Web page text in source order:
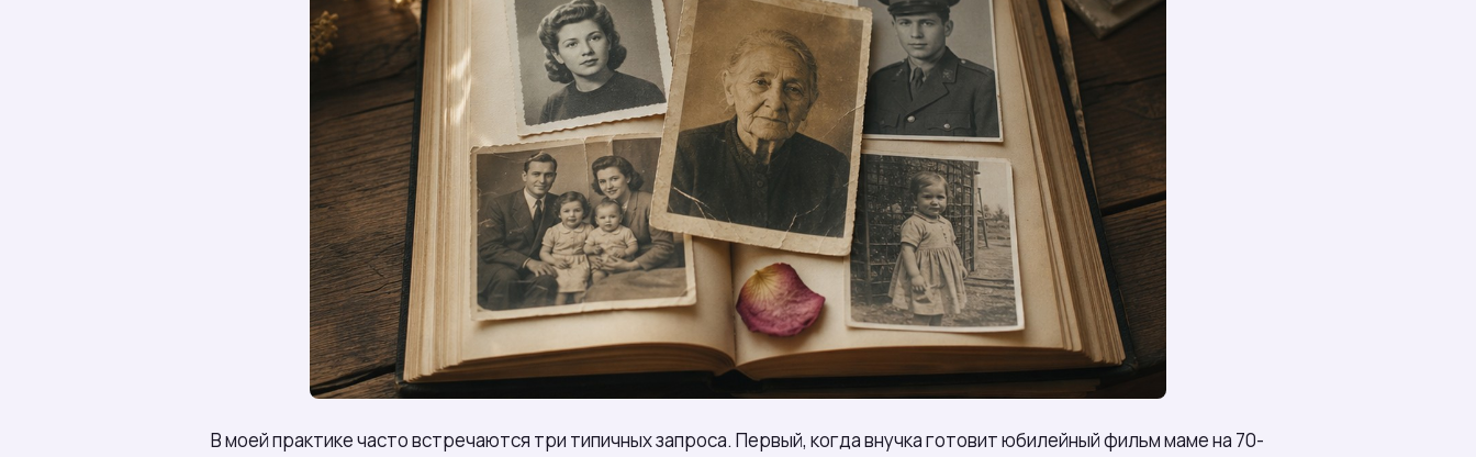
В моей практике часто встречаются три типичных запроса. Первый, когда внучка готовит юбилейный фильм маме на 70-